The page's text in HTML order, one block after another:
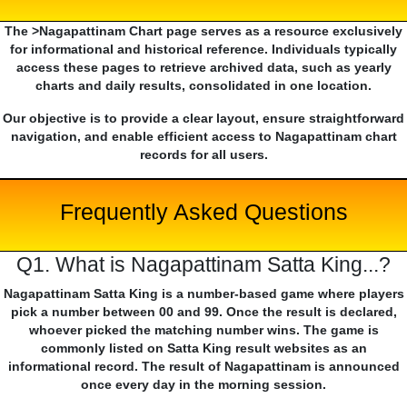
The >Nagapattinam Chart page serves as a resource exclusively
for informational and historical reference. Individuals typically
access these pages to retrieve archived data, such as yearly
charts and daily results, consolidated in one location.
Our objective is to provide a clear layout, ensure straightforward
navigation, and enable efficient access to Nagapattinam chart
records for all users.
Frequently Asked Questions
Q1. What is Nagapattinam Satta King...?
Nagapattinam Satta King is a number-based game where players
pick a number between 00 and 99. Once the result is declared,
whoever picked the matching number wins. The game is
commonly listed on Satta King result websites as an
informational record. The result of Nagapattinam is announced
once every day in the morning session.